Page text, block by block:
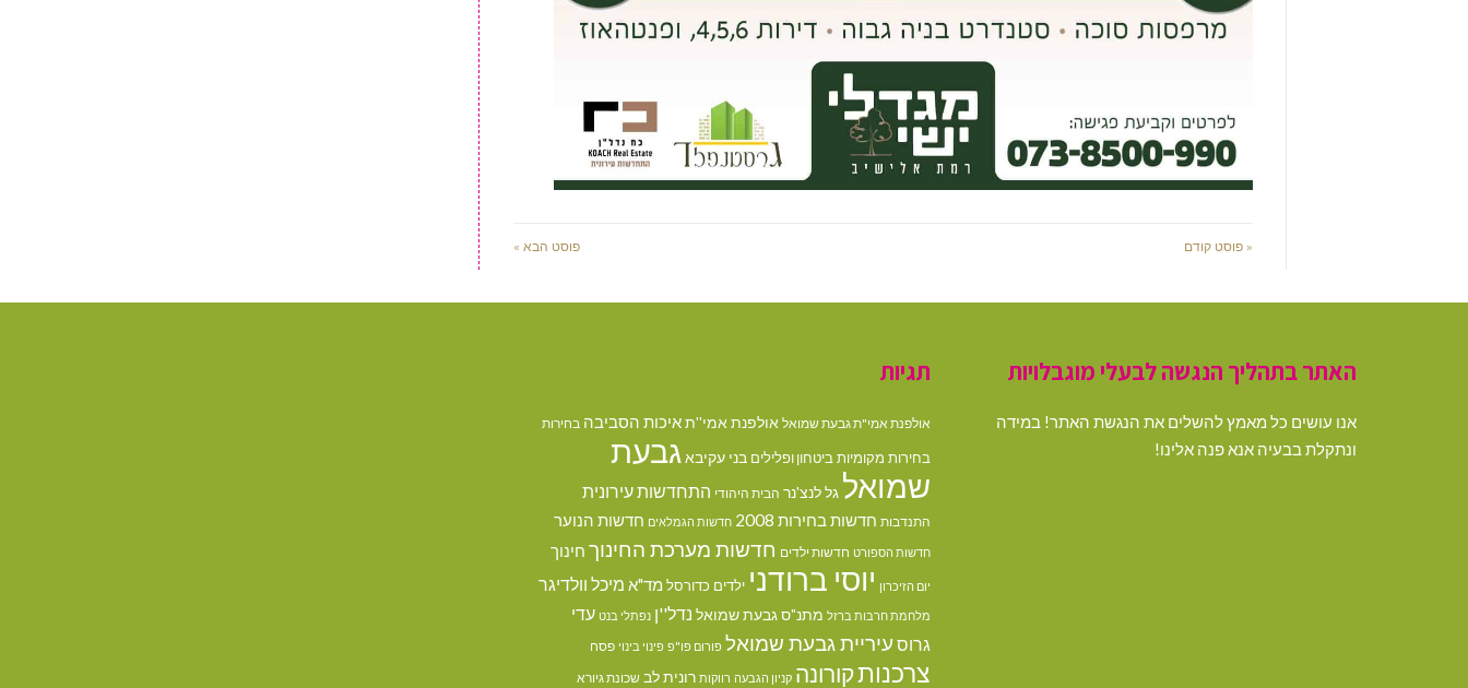
« פוסט קודם פוסט הבא »
האתר בתהליך הנגשה לבעלי מוגבלויות
אנו עושים כל מאמץ להשלים את הנגשת האתר! במידה
ונתקלת בבעיה אנא פנה אלינו!
תגיות
אולפנת אמי"ת גבעת שמואל אולפנת אמי''תאיכות הסביבה בחירות
בחירות מקומיות ביטחון ופלילים בני עקיבאגבעת
שמואל גל לנצ'נר הבית היהודי התחדשות עירונית
התנדבות חדשות בחירות 2008 חדשות הגמלאים חדשות הנוער
חדשות הספורט חדשות ילדים חדשות מערכת החינוך חינוך
יום הזיכרון יוסי ברודני ילדים כדורסל מד"א מיכל וולדיגר
מלחמת חרבות ברזל מתנ"ס גבעת שמואל נדל''ן נפתלי בנט עדי
גרוס עיריית גבעת שמואל פורום פו"פ פינוי בינוי פסח
צרכנותקורונה קניון הגבעה רווקות רונית לב שכונת גיורא